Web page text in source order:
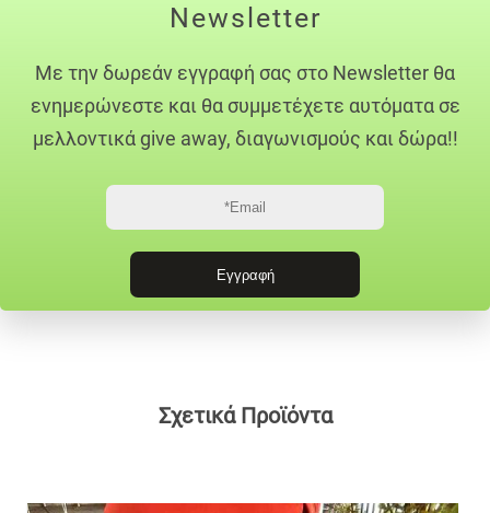
Newsletter
Με την δωρεάν εγγραφή σας στο Newsletter θα
ενημερώνεστε και θα συμμετέχετε αυτόματα σε
μελλοντικά give away, διαγωνισμούς και δώρα!!
Σχετικά Προϊόντα